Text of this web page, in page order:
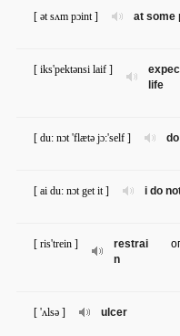
at some
[ ət sʌm pɔint ]
life
[ iks'pektənsi laif ]
[ du: nɔt 'flætə jɔ:'self ]
i do
[ ai du: nɔt get it ]
restrai
n
[ ris'trein ]
ulcer
[ 'ʌlsə ]